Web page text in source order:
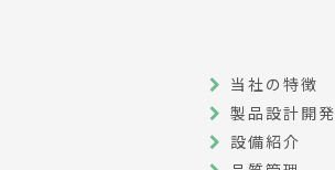
当社の特徴
製品設計開発
設備紹介